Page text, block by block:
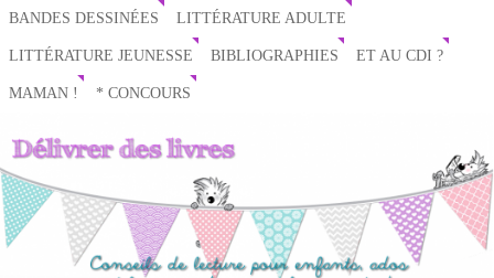
BANDES DESSINÉES LITTÉRATURE ADULTE
LITTÉRATURE JEUNESSE BIBLIOGRAPHIES ET AU CDI ?
MAMAN ! * CONCOURS